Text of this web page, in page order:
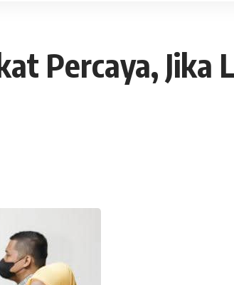
Percaya, Jika